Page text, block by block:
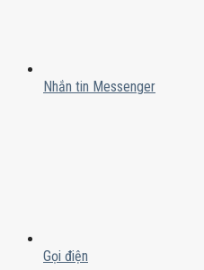
Nhắn tin Messenger
Gọi điện